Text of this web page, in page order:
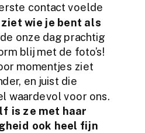
contact voelde
wie je bent als
onze dag prachtig
blij met de foto’s!
momentjes ziet
en juist die
waardevol voor ons.
is ze met haar
ook heel fijn